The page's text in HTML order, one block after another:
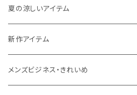
THE NORTH FACE
NANGA
1PIU1UGUALE3 RELAX
夏の涼しいアイテム
メンズ
レディース
新作アイテム
メンズ
メンズビジネス・きれいめ